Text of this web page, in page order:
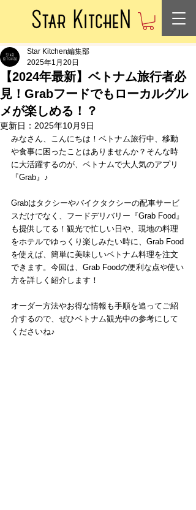
【2024年最新】ベトナム旅行者必
見！Grabフードでもローカルグル
メが楽しめる！？
Star Kitchen編集部
2025年1月20日
更新日： 2025年10月9日
みなさん、こんにちは！ベトナム旅行中、移動
や食事に困ったことはありませんか？そんな時
に大活躍するのが、ベトナムで大人気のアプリ
『Grab』♪
Grabはタクシーやバイクタクシーの配車サービ
スだけでなく、フードデリバリー『Grab Food』
も提供してる！観光で忙しい日や、現地の料理
をホテルでゆっくり楽しみたい時に、Grab Food
を使えば、簡単に美味しいベトナム料理を注文
できます。今回は、Grab Foodの便利な点や使い
方を詳しく紹介します！
オーダー方法やお得な情報も手順を追ってご紹
介するので、ぜひベトナム観光中の参考にして
くださいね♪